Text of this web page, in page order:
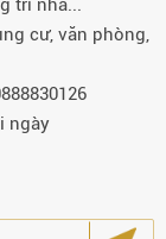
trí nhà...
cư, văn phòng,
ngày